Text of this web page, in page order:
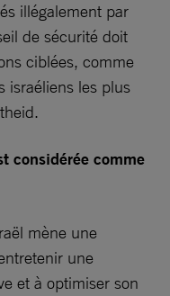
illégalement par
de sécurité doit
ciblées, comme
israéliens les plus
considérée comme
mène une
une
et à optimiser son